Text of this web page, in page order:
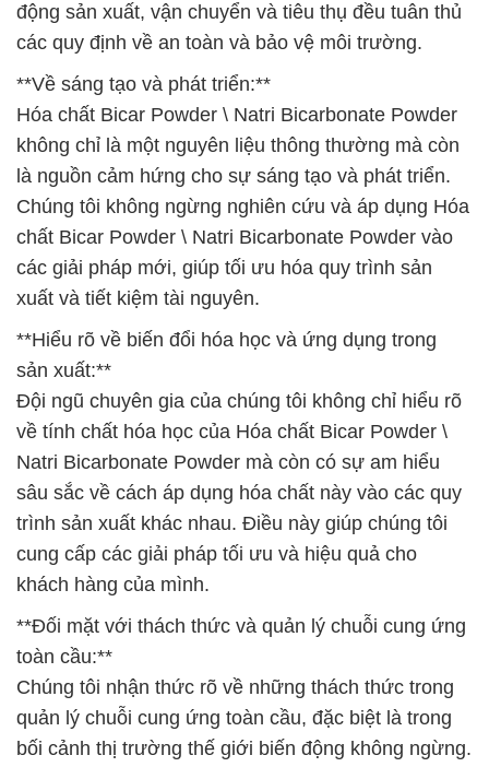
động sản xuất, vận chuyển và tiêu thụ đều tuân thủ
các quy định về an toàn và bảo vệ môi trường.
**Về sáng tạo và phát triển:**
Hóa chất Bicar Powder \ Natri Bicarbonate Powder
không chỉ là một nguyên liệu thông thường mà còn
là nguồn cảm hứng cho sự sáng tạo và phát triển.
Chúng tôi không ngừng nghiên cứu và áp dụng Hóa
chất Bicar Powder \ Natri Bicarbonate Powder vào
các giải pháp mới, giúp tối ưu hóa quy trình sản
xuất và tiết kiệm tài nguyên.
**Hiểu rõ về biến đổi hóa học và ứng dụng trong
sản xuất:**
Đội ngũ chuyên gia của chúng tôi không chỉ hiểu rõ
về tính chất hóa học của Hóa chất Bicar Powder \
Natri Bicarbonate Powder mà còn có sự am hiểu
sâu sắc về cách áp dụng hóa chất này vào các quy
trình sản xuất khác nhau. Điều này giúp chúng tôi
cung cấp các giải pháp tối ưu và hiệu quả cho
khách hàng của mình.
**Đối mặt với thách thức và quản lý chuỗi cung ứng
toàn cầu:**
Chúng tôi nhận thức rõ về những thách thức trong
quản lý chuỗi cung ứng toàn cầu, đặc biệt là trong
bối cảnh thị trường thế giới biến động không ngừng.